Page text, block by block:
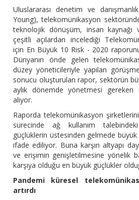
Uluslararası denetim ve
Young), telekomünikasyon
teknolojik dönüşüm, insan kaynağı
çeşitli açılardan incelediği
için En Büyük 10 Risk - 2020
Dünyanın önde gelen
düzey yöneticileriyle yapılan
sonucu oluşturulan rapor, sektörün
aylık dönemde yönetmesi gereken
alıyor.
Raporda telekomünikasyon
sürecinde ağ kullanım
güçlüklerin üstesinden gelmede büyük
ifade ediliyor. Buna karşın altyapı
ve erişimin genişletilmesine yönelik
karşıya olduğu en büyük güçlükler
Pandemi küresel
artırdı